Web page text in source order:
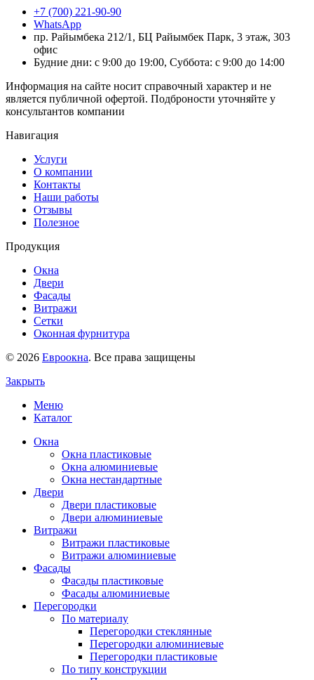
+7 (700) 221-90-90
WhatsApp
пр. Райымбека 212/1, БЦ Райымбек Парк, 3 этаж, 303
офис
Будние дни: с 9:00 до 19:00, Суббота: с 9:00 до 14:00
Информация на сайте носит справочный характер и не
является публичной офертой. Подброности уточняйте у
консультантов компании
Навигация
Услуги
О компании
Контакты
Наши работы
Отзывы
Полезное
Продукция
Окна
Двери
Фасады
Витражи
Сетки
Оконная фурнитура
© 2026 Евроокна. Все права защищены
Закрыть
Меню
Каталог
Окна
Окна пластиковые
Окна алюминиевые
Окна нестандартные
Двери
Двери пластиковые
Двери алюминиевые
Витражи
Витражи пластиковые
Витражи алюминиевые
Фасады
Фасады пластиковые
Фасады алюминиевые
Перегородки
По материалу
Перегородки стеклянные
Перегородки алюминиевые
Перегородки пластиковые
По типу конструкции